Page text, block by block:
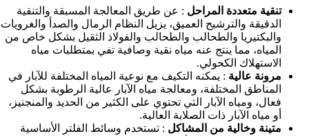
تنقية متعددة المراحل : عن طريق المعالجة المسبقة والتنقية
الدقيقة والترشيح العميق، يزيل النظام الرمال والصدأ والغرويات
والبكتيريا والطحالب والطحالب والفولاذ الثقيل بشكل خاص من
المياه، مما ينتج عنه مياه نقية وصافية تفي بمتطلبات مياه
الاستهلاك الكحولي.
مرونة عالية : يمكنه التكيف مع نوعية المياه المختلفة للآبار في
المناطق المختلفة، ومعالجة مياه الآبار عالية الرطوبة بشكل
فعال، ومياه الآبار التي تحتوي على الكثير من الحديد والمنجنيز،
أو مياه الآبار ذات الصلابة العالية.
متينة وخالية من المشاكل : تستخدم وسائط الفلتر الأساسية